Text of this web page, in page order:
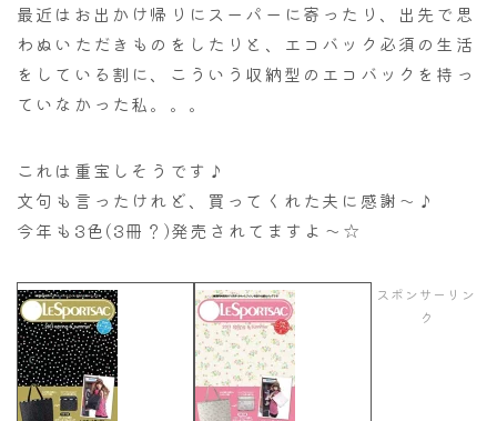
最近はお出かけ帰りにスーパーに寄ったり、出先で思
わぬいただきものをしたりと、エコバック必須の生活
をしている割に、こういう収納型のエコバックを持っ
ていなかった私。。。
これは重宝しそうです♪
文句も言ったけれど、買ってくれた夫に感謝～♪
今年も3色(3冊？)発売されてますよ～☆
スポンサーリン
ク